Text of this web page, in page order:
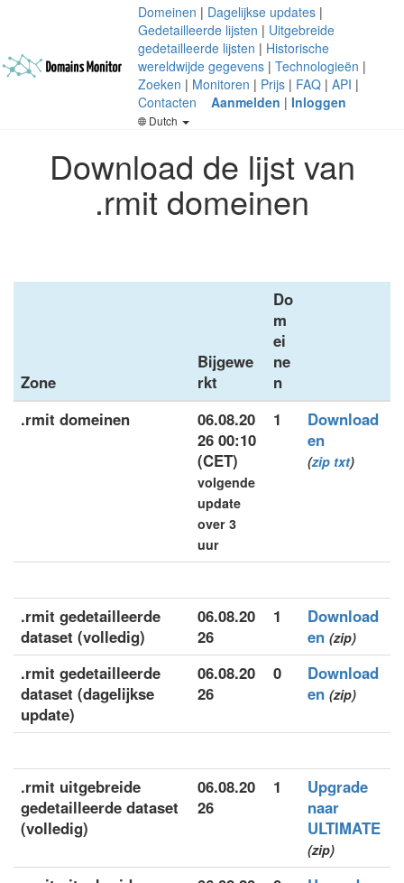
Domeinen | Dagelijkse updates |
Gedetailleerde lijsten | Uitgebreide
gedetailleerde lijsten | Historische
wereldwijde gegevens | Technologieën |
Zoeken | Monitoren | Prijs | FAQ | API |
Contacten
Aanmelden | Inloggen
Dutch
Download de lijst van
.rmit domeinen
Zone
Bijgewe
rkt
Do
m
ei
ne
n
.rmit domeinen
06.08.20
26 00:10
(CET)
volgende
update
over 3
uur
1
Download
en
(zip txt)
.rmit gedetailleerde
dataset (volledig)
06.08.20
26
1
Download
en (zip)
.rmit gedetailleerde
dataset (dagelijkse
update)
06.08.20
26
0
Download
en (zip)
.rmit uitgebreide
gedetailleerde dataset
(volledig)
06.08.20
26
1
Upgrade
naar
ULTIMATE
(zip)